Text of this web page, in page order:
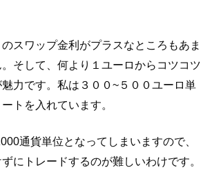
スワップ金利がプラスなところもあま
そして、何より１ユーロからコツコツ
力です。私は３００~５００ユーロ単
トを入れています。
通貨単位となってしまいますので、
にトレードするのが難しいわけです。